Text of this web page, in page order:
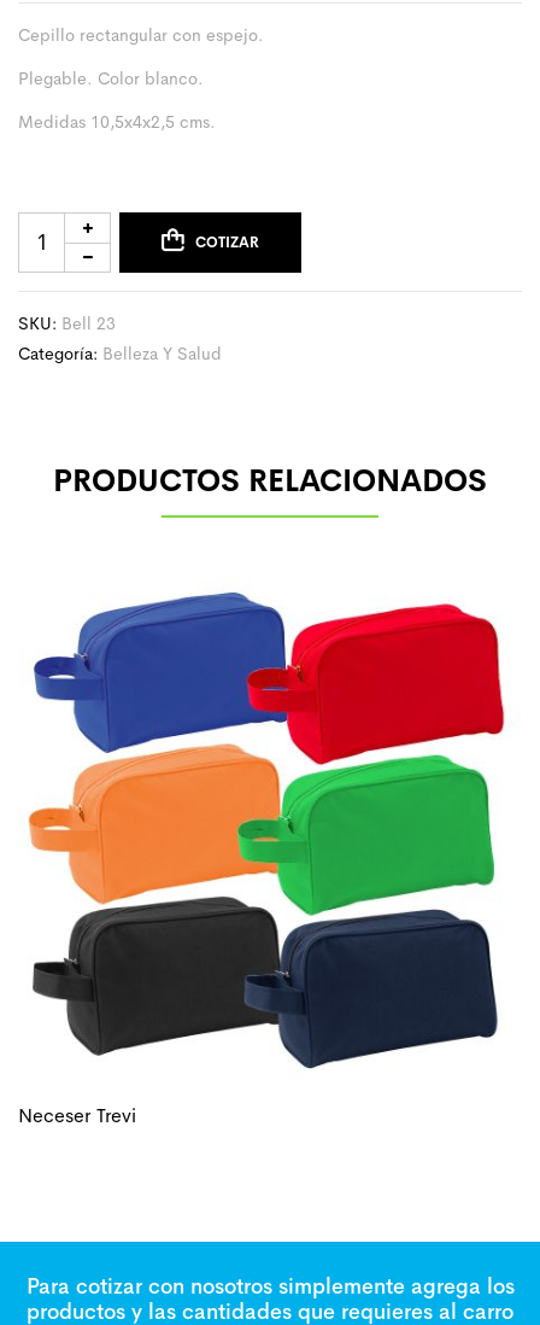
Cepillo rectangular con espejo.
Plegable. Color blanco.
Medidas 10,5x4x2,5 cms.
COTIZAR
SKU: Bell 23
Categoría: Belleza Y Salud
PRODUCTOS RELACIONADOS
Neceser Trevi
Para cotizar con nosotros simplemente agrega los
productos y las cantidades que requieres al carro